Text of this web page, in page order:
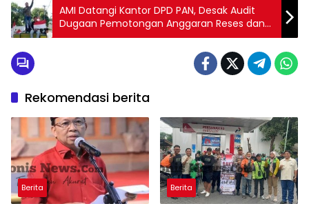
AMI Datangi Kantor DPD PAN, Desak Audit
Dugaan Pemotongan Anggaran Reses dan
Transparansi Penggunaan Dana Publik
Rekomendasi berita
Berita Berita